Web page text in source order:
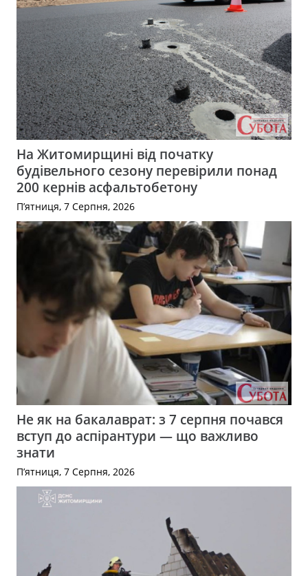
На Житомирщині від початку
будівельного сезону перевірили понад
200 кернів асфальтобетону
П’ятниця, 7 Серпня, 2026
Не як на бакалаврат: з 7 серпня почався
вступ до аспірантури — що важливо
знати
П’ятниця, 7 Серпня, 2026